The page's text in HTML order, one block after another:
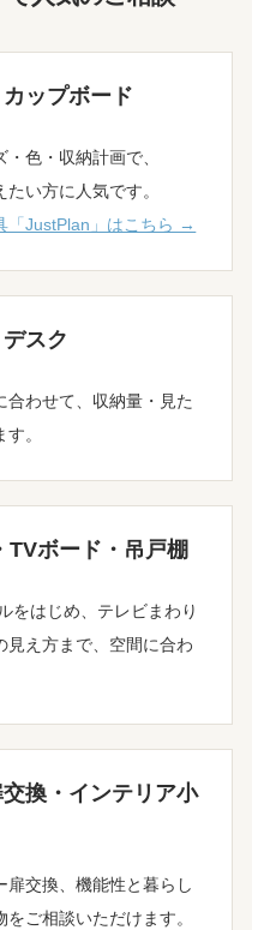
ップボード
色・収納計画で、
い方に人気です。
「JustPlan」はこちら →
スク
合わせて、収納量・見た
。
TVボード・吊戸棚
をはじめ、テレビまわり
見え方まで、空間に合わ
換・インテリア小
扉交換、機能性と暮らし
ご相談いただけます。